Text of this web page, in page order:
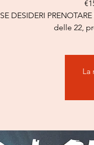
SE DESIDERI
delle 22,
La